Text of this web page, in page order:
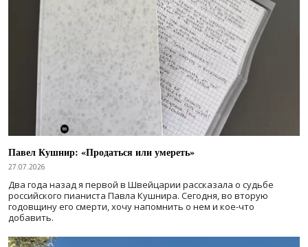
Павел Кушнир: «Продаться или умереть»
27.07.2026
Два года назад я первой в Швейцарии рассказала о судьбе
российского пианиста Павла Кушнира. Сегодня, во вторую
годовщину его смерти, хочу напомнить о нем и кое-что
добавить.